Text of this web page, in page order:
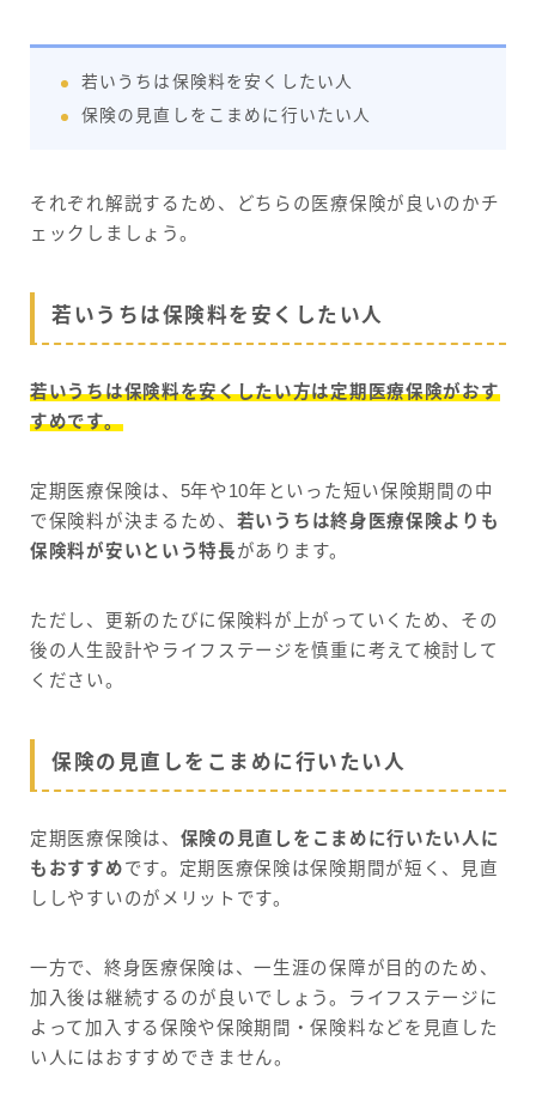
若いうちは保険料を安くしたい人
保険の見直しをこまめに行いたい人
それぞれ解説するため、どちらの医療保険が良いのかチ
ェックしましょう。
若いうちは保険料を安くしたい人
若いうちは保険料を安くしたい方は定期医療保険がおす
すめです。
定期医療保険は、5年や10年といった短い保険期間の中
で保険料が決まるため、 若いうちは終身医療保険よりも
保険料が安いという特長があります。
ただし、更新のたびに保険料が上がっていくため、その
後の人生設計やライフステージを慎重に考えて検討して
ください。
保険の見直しをこまめに行いたい人
定期医療保険は、 保険の見直しをこまめに行いたい人に
もおすすめです。定期医療保険は保険期間が短く、見直
ししやすいのがメリットです。
一方で、終身医療保険は、一生涯の保障が目的のため、
加入後は継続するのが良いでしょう。ライフステージに
よって加入する保険や保険期間・保険料などを見直した
い人にはおすすめできません。